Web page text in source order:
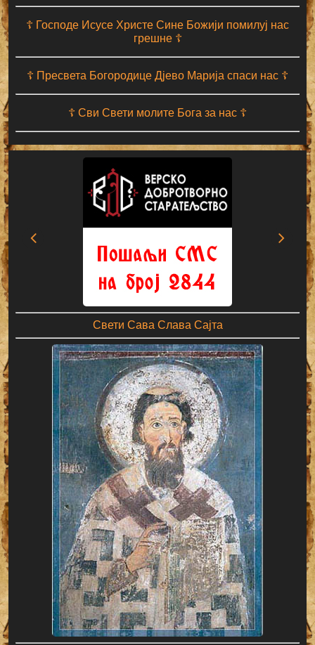
☦ Господе Исусе Христе Сине Божији помилуј нас
грешне ☦
☦ Пресвета Богородице Дјево Марија спаси нас ☦
☦ Сви Свети молите Бога за нас ☦
Свети Сава Слава Сајта